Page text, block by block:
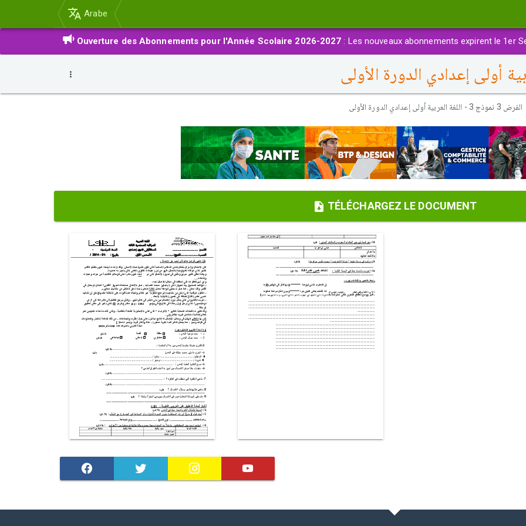
Arabe
Ouverture des Abonnements pour l'Année Scolaire 2026-2027 : Les nouveaux abonnements expirent le 1er
الفرض 3 نموذج 3 - اللغة العربية أولى إعدادي الدورة الأولى
TÉLÉCHARGEZ LE DOCUMENT